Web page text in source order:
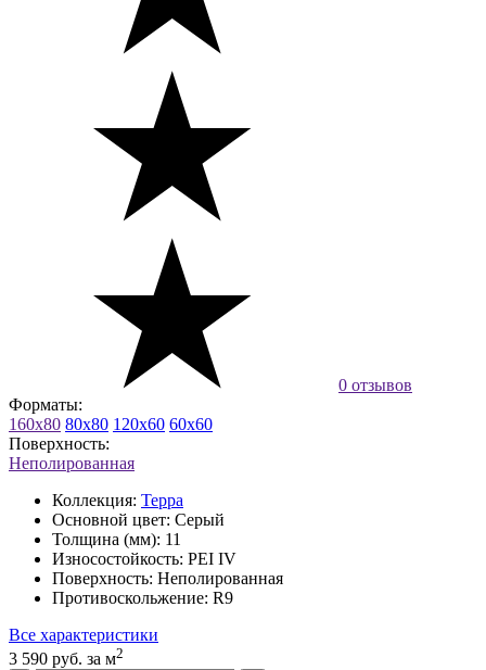
0 отзывов
Форматы:
160x80 80x80 120x60 60x60
Поверхность:
Неполированная
Коллекция: Терра
Основной цвет: Серый
Толщина (мм): 11
Износостойкость: PEI IV
Поверхность: Неполированная
Противоскольжение: R9
Все характеристики
3 590 руб. за м2